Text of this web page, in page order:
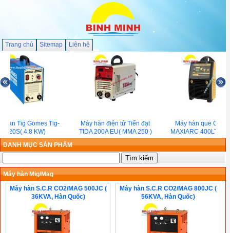
Trang chủ Sitemap Liên hệ
hàn Tig Gomes Tig-
220S( 4.8 KW)
Máy hàn điện tử Tiến đạt
TIDA 200A EU( MMA 250 )
Máy hàn que
MAXIARC 400LT(
DANH MỤC SẢN PHẨM
Máy hàn Mig/Mag
Máy hàn S.C.R CO2/MAG 500JC (
36KVA, Hàn Quốc)
Máy hàn S.C.R CO2/MAG 800JC (
56KVA, Hàn Quốc)